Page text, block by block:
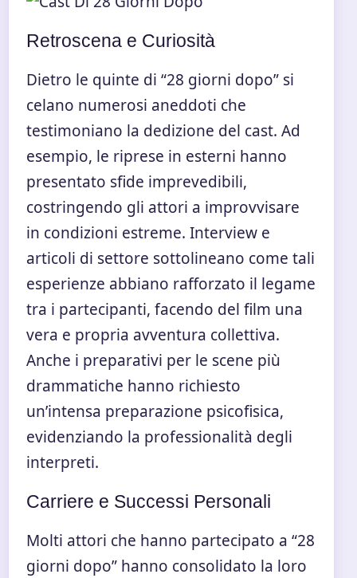
Retroscena e Curiosità
Dietro le quinte di “28 giorni dopo” si
celano numerosi aneddoti che
testimoniano la dedizione del cast. Ad
esempio, le riprese in esterni hanno
presentato sfide imprevedibili,
costringendo gli attori a improvvisare
in condizioni estreme. Interview e
articoli di settore sottolineano come tali
esperienze abbiano rafforzato il legame
tra i partecipanti, facendo del film una
vera e propria avventura collettiva.
Anche i preparativi per le scene più
drammatiche hanno richiesto
un’intensa preparazione psicofisica,
evidenziando la professionalità degli
interpreti.
Carriere e Successi Personali
Molti attori che hanno partecipato a “28
giorni dopo” hanno consolidato la loro